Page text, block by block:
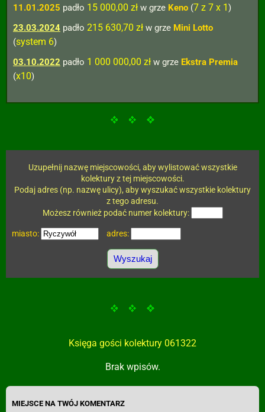
11.01.2025 padło 15 000,00 zł w grze Keno (7 z 7 x 1)
23.03.2024 padło 215 630,70 zł w grze Mini Lotto
(system 6)
03.10.2022 padło 1 000 000,00 zł w grze Ekstra Premia
(x10)
Uzupełnij nazwę miejscowości, aby wylistować wszystkie
kolektury z tej miejscowości.
Podaj adres (np. nazwę ulicy), aby wyszukać wszystkie kolektury
z tego adresu.
Możesz również podać numer kolektury:
miasto: adres:
Księga gości kolektury 061322
Brak wpisów.
MIEJSCE NA TWÓJ KOMENTARZ